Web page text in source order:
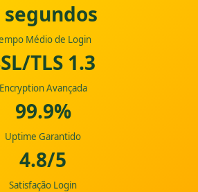
segundos
Médio de Login
TLS 1.3
Encryption Avançada
99.9%
Uptime Garantido
4.8/5
Satisfação Login